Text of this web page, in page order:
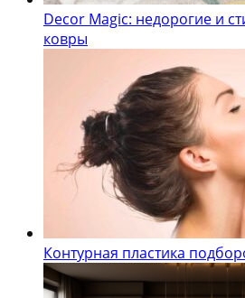
Decor Magic: недорогие и
ковры
Контурная пластика